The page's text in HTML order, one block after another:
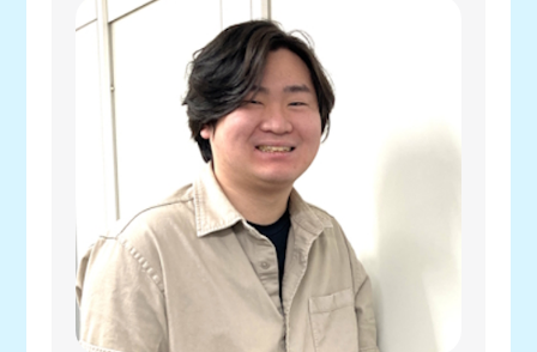
コーポレートサイト
お問い合わせ